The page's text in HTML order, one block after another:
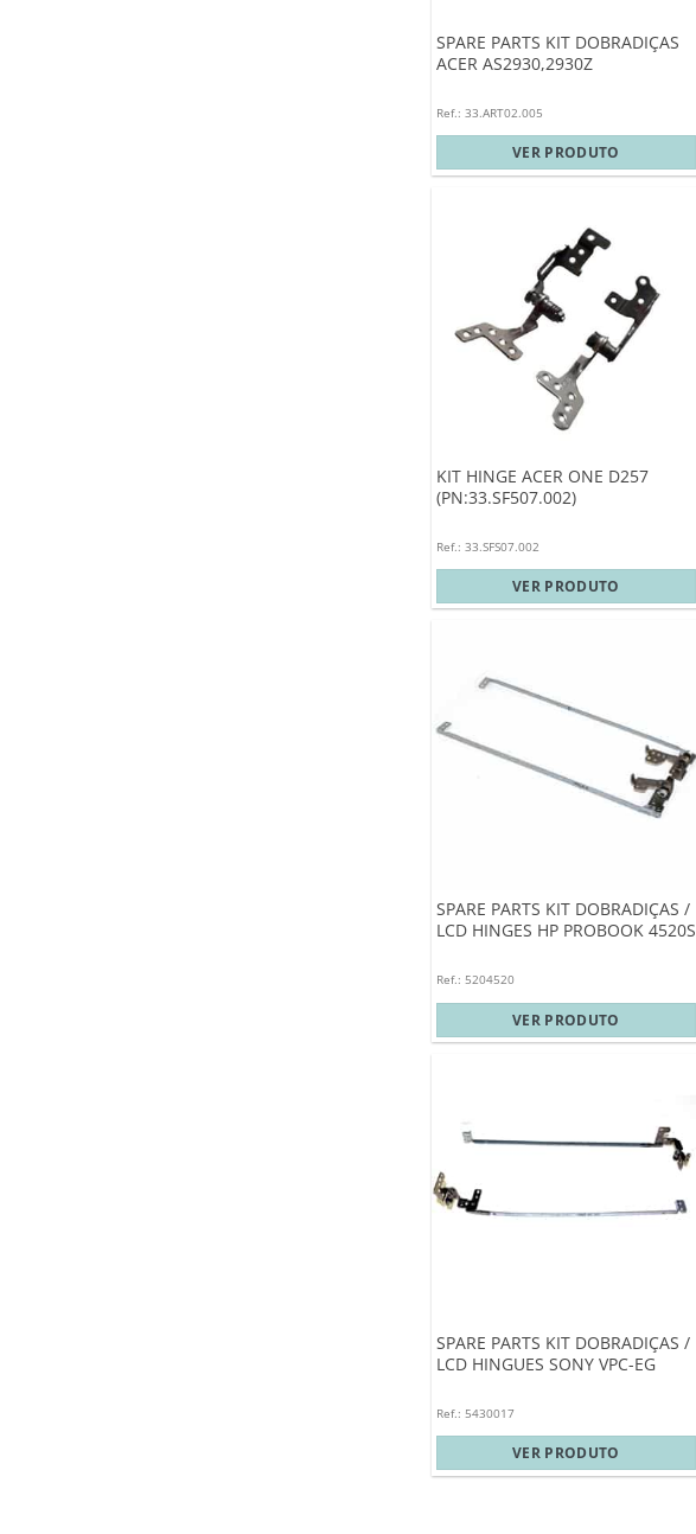
SPARE PARTS KIT DOBRADIÇAS
ACER AS2930,2930Z
Ref.: 33.ART02.005
VER PRODUTO
KIT HINGE ACER ONE D257
(PN:33.SF507.002)
Ref.: 33.SFS07.002
VER PRODUTO
SPARE PARTS KIT DOBRADIÇAS /
LCD HINGES HP PROBOOK 4520S
Ref.: 5204520
VER PRODUTO
SPARE PARTS KIT DOBRADIÇAS /
LCD HINGUES SONY VPC-EG
Ref.: 5430017
VER PRODUTO